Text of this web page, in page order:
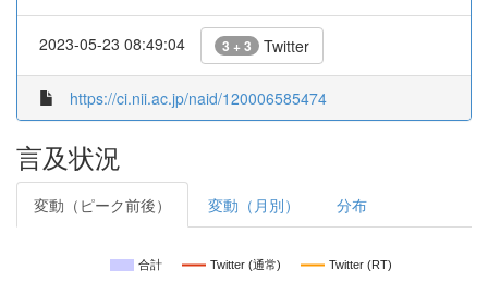
2023-05-23 08:49:04 3 + 3 Twitter
https://ci.nii.ac.jp/naid/120006585474
言及状況
変動（ピーク前後） 変動（月別） 分布
合計 Twitter (通常) Twitter (RT)